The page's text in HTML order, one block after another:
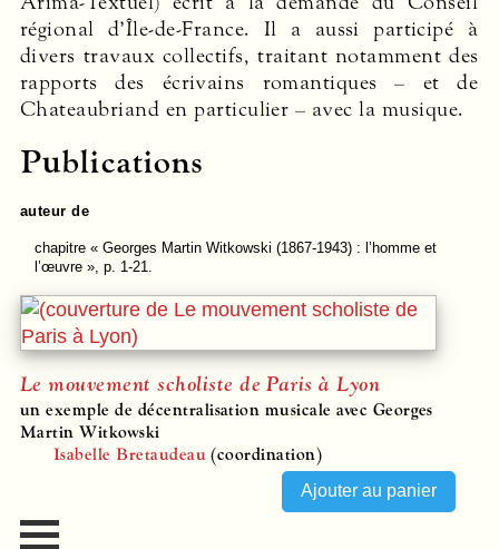
régional d’Île-de-France. Il a aussi participé à
divers travaux collectifs, traitant notamment des
rapports des écrivains romantiques – et de
Chateaubriand en particulier – avec la musique.
Publications
auteur de
chapitre« Georges Martin Witkowski (1867-1943) : l’homme et
l’œuvre », p. 1-21.
Le mouvement scholiste de Paris à Lyon
un exemple de décentralisation musicale avec Georges
Martin Witkowski
Isabelle Bretaudeau (coordination)